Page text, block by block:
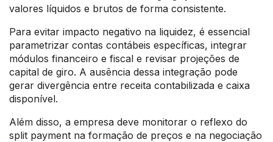
valores líquidos e brutos de forma consistente.
Para evitar impacto negativo na liquidez, é essencial
parametrizar contas contábeis específicas, integrar
módulos financeiro e fiscal e revisar projeções de
capital de giro. A ausência dessa integração pode
gerar divergência entre receita contabilizada e caixa
disponível.
Além disso, a empresa deve monitorar o reflexo do
split payment na formação de preços e na negociação